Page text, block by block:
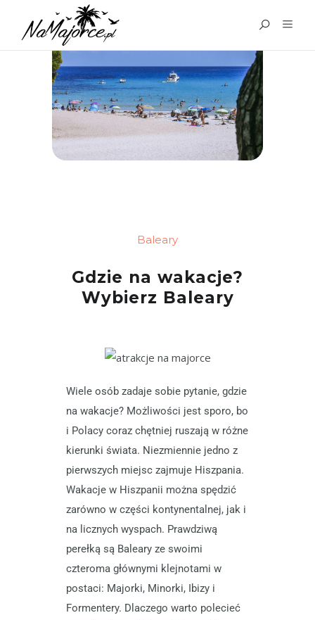
Baleary
Gdzie na wakacje?
Wybierz Baleary
Wiele osób zadaje sobie pytanie, gdzie
na wakacje? Możliwości jest sporo, bo
i Polacy coraz chętniej ruszają w różne
kierunki świata. Niezmiennie jedno z
pierwszych miejsc zajmuje Hiszpania.
Wakacje w Hiszpanii można spędzić
zarówno w części kontynentalnej, jak i
na licznych wyspach. Prawdziwą
perełką są Baleary ze swoimi
czteroma głównymi klejnotami w
postaci: Majorki, Minorki, Ibizy i
Formentery. Dlaczego warto polecieć